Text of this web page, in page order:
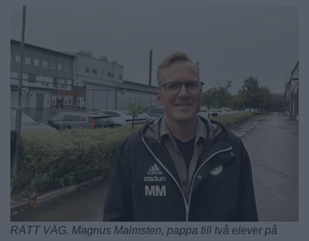
RÄTT VÄG. Magnus Malmsten, pappa till två elever på